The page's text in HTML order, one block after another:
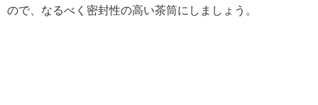
ので、なるべく密封性の高い茶筒にしましょう。